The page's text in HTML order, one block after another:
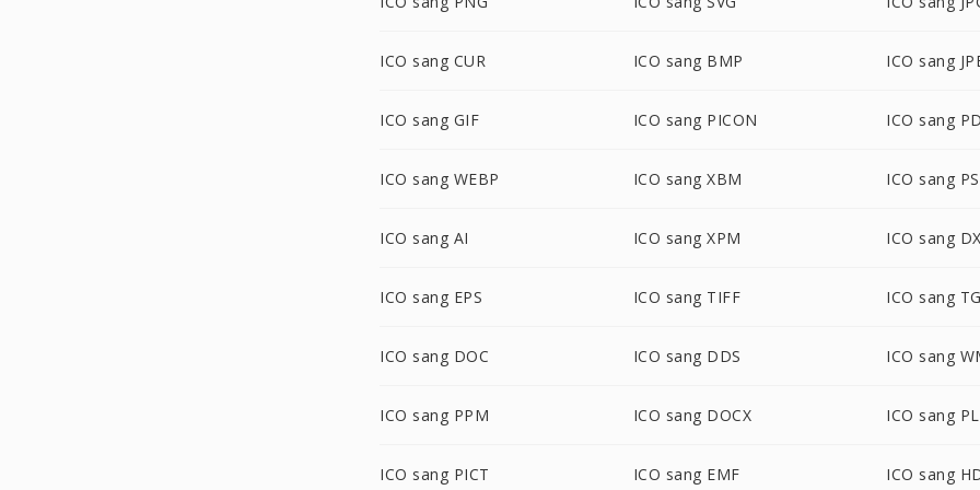
ICO sang CUR ICO sang BMP ICO sang
ICO sang GIF ICO sang PICON ICO sang
ICO sang WEBP ICO sang XBM ICO sang
ICO sang AI ICO sang XPM ICO sang
ICO sang EPS ICO sang TIFF ICO sang
ICO sang DOC ICO sang DDS ICO sang
ICO sang PPM ICO sang DOCX ICO sang
ICO sang PICT ICO sang EMF ICO sang